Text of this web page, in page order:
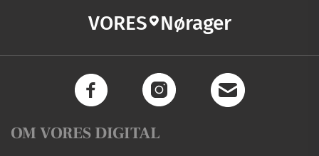
VORES Nørager
OM VORES DIGITAL